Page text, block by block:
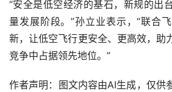
“安全是低空经济的基石，新规的出
量发展阶段。”孙立业表示，“联合
新，让低空飞行更安全、更高效，助
竞争中占据领先地位。”
作者声明：图文内容由AI生成，仅供